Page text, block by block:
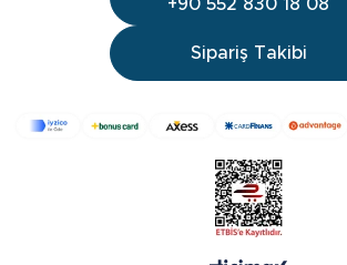
+90 552 830 18 08
Sipariş Takibi